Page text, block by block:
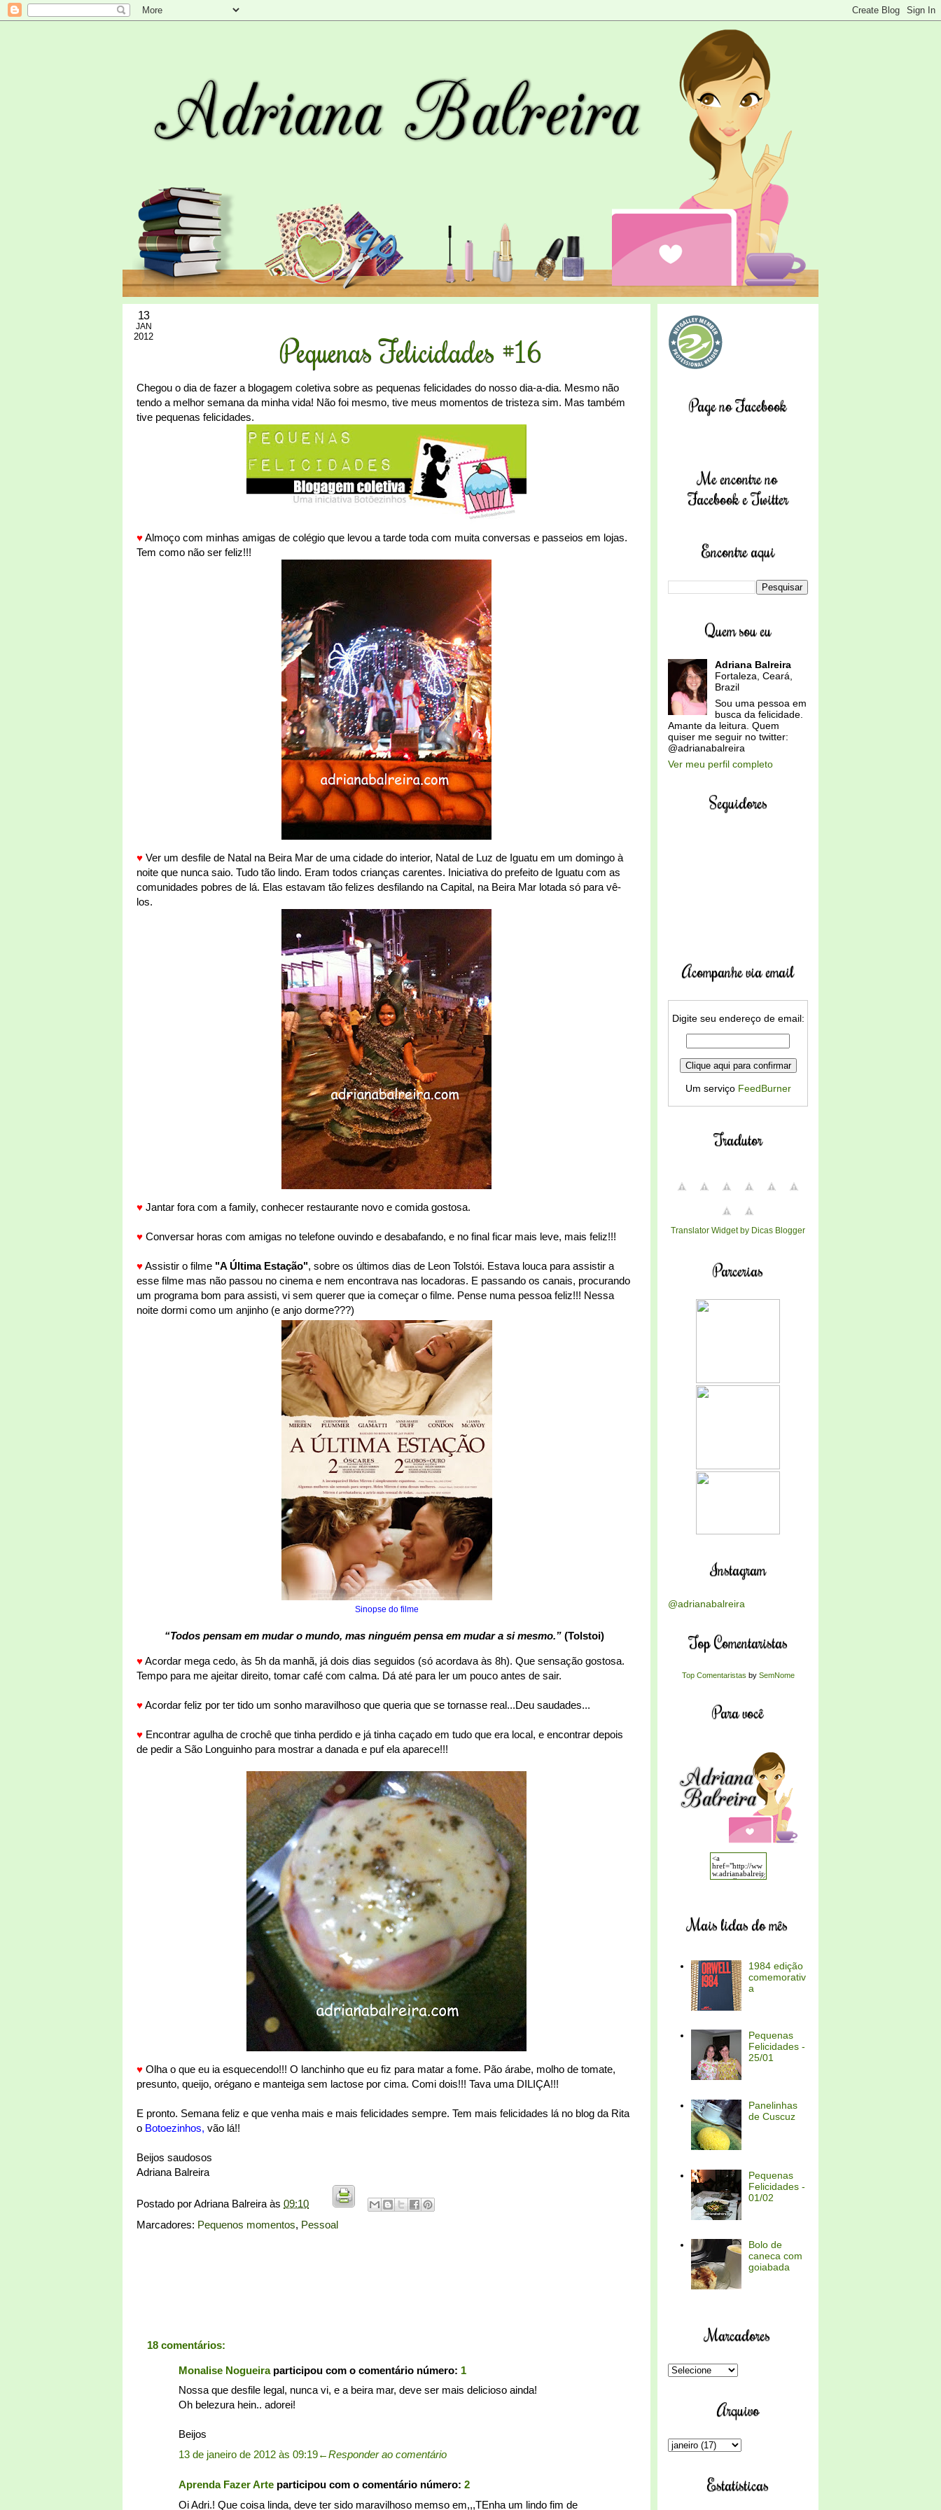
13
JAN
2012 Pequenas Felicidades #16
Chegou o dia de fazer a blogagem coletiva sobre as pequenas felicidades do nosso dia-a-dia. Mesmo não
tendo a melhor semana da minha vida! Não foi mesmo, tive meus momentos de tristeza sim. Mas também
tive pequenas felicidades.
♥Almoço com minhas amigas de colégio que levou a tarde toda com muita conversas e passeios em lojas.
Tem como não ser feliz!!!
♥ Ver um desfile de Natal na Beira Mar de uma cidade do interior, Natal de Luz de Iguatu em um domingo à
noite que nunca saio. Tudo tão lindo. Eram todos crianças carentes. Iniciativa do prefeito de Iguatu com as
comunidades pobres de lá. Elas estavam tão felizes desfilando na Capital, na Beira Mar lotada só para vê-
los.
♥ Jantar fora com a family, conhecer restaurante novo e comida gostosa.
♥ Conversar horas com amigas no telefone ouvindo e desabafando, e no final ficar mais leve, mais feliz!!!
♥Assistir o filme "A Última Estação", sobre os últimos dias de Leon Tolstói. Estava louca para assistir a
esse filme mas não passou no cinema e nem encontrava nas locadoras. E passando os canais, procurando
um programa bom para assisti, vi sem querer que ia começar o filme. Pense numa pessoa feliz!!! Nessa
noite dormi como um anjinho (e anjo dorme???)
Sinopse do filme
“Todos pensam em mudar o mundo, mas ninguém pensa em mudar a si mesmo.” (Tolstoi)
♥Acordar mega cedo, às 5h da manhã, já dois dias seguidos (só acordava às 8h). Que sensação gostosa.
Tempo para me ajeitar direito, tomar café com calma. Dá até para ler um pouco antes de sair.
♥Acordar feliz por ter tido um sonho maravilhoso que queria que se tornasse real...Deu saudades...
♥ Encontrar agulha de crochê que tinha perdido e já tinha caçado em tudo que era local, e encontrar depois
de pedir a São Longuinho para mostrar a danada e puf ela aparece!!!
♥ Olha o que eu ia esquecendo!!! O lanchinho que eu fiz para matar a fome. Pão árabe, molho de tomate,
presunto, queijo, orégano e manteiga sem lactose por cima. Comi dois!!! Tava uma DILIÇA!!!
E pronto. Semana feliz e que venha mais e mais felicidades sempre. Tem mais felicidades lá no blog da Rita
o Botoezinhos, vão lá!!
Beijos saudosos
Adriana Balreira
Postado porAdriana Balreira às 09:10
Marcadores: Pequenos momentos, Pessoal
18 comentários:
Monalise Nogueiraparticipou com o comentário número: 1
Nossa que desfile legal, nunca vi, e a beira mar, deve ser mais delicioso ainda!
Oh belezura hein.. adorei!
Beijos
13 de janeiro de 2012 às 09:19←Responder ao comentário
Aprenda Fazer Arte participou com o comentário número: 2
Oi Adri.! Que coisa linda, deve ter sido maravilhoso memso em,,,TEnha um lindo fim de
Page no Facebook
Me encontre no
Facebook e Twitter
Encontre aqui
Quem sou eu
Adriana Balreira
Fortaleza, Ceará,
Brazil
Sou uma pessoa em
busca da felicidade.
Amante da leitura. Quem
quiser me seguir no twitter:
@adrianabalreira
Ver meu perfil completo
Seguidores
Acompanhe via email
Digite seu endereço de email:
Um serviço FeedBurner
Tradutor
Translator Widget by Dicas Blogger
Parcerias
Instagram
@adrianabalreira
Top Comentaristas
Top Comentaristas by SemNome
Para você
Mais lidas do mês
1984 edição
comemorativ
a
Pequenas
Felicidades -
25/01
Panelinhas
de Cuscuz
Pequenas
Felicidades -
01/02
Bolo de
caneca com
goiabada
Marcadores
Arquivo
Estatísticas